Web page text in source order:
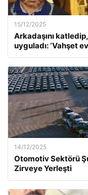
15/12/2025
Arkadaşını
uyguladı: ‘Vahşet
14/12/2025
Otomotiv Sektörü
Zirveye Yerleşti